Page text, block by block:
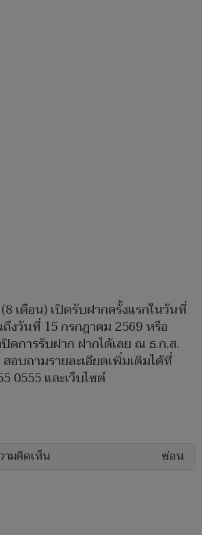
เดือน) เปิดรับฝากครั้งแรกในวันที่
วันที่ 15 กรกฎาคม 2569 หรือ
ดการรับฝาก ฝากได้เลย ณ ธ.ก.ส.
อบถามรายละเอียดเพิ่มเติมได้ที่
0555 และเว็บไซต์
ามคิดเห็น ซ่อน